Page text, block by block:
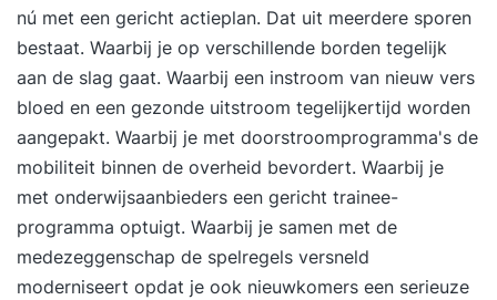
nú met een gericht actieplan. Dat uit meerdere sporen
bestaat. Waarbij je op verschillende borden tegelijk
aan de slag gaat. Waarbij een instroom van nieuw vers
bloed en een gezonde uitstroom tegelijkertijd worden
aangepakt. Waarbij je met doorstroomprogramma's de
mobiliteit binnen de overheid bevordert. Waarbij je
met onderwijsaanbieders een gericht trainee-
programma optuigt. Waarbij je samen met de
medezeggenschap de spelregels versneld
moderniseert opdat je ook nieuwkomers een serieuze